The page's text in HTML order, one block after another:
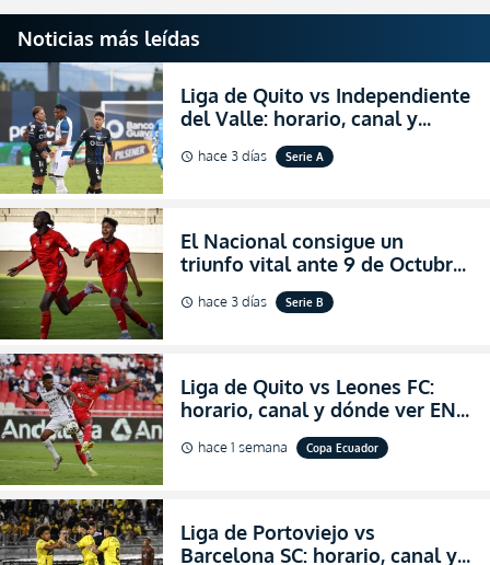
Noticias más leídas
Liga de Quito vs Independiente
del Valle: horario, canal y
dónde ver EN VIVO el
partidazo por la fecha 24 de la
schedule hace 3 días Serie A
El Nacional consigue un
triunfo vital ante 9 de Octubre
para encender la fe en la
salvación
schedule hace 3 días Serie B
Liga de Quito vs Leones FC:
horario, canal y dónde ver EN
VIVO los octavos de final de la
Copa Ecuador 2026
schedule hace 1 semana Copa Ecuador
Liga de Portoviejo vs
Barcelona SC: horario, canal y